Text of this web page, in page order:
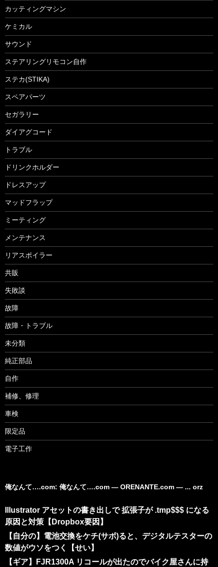
カッティングマシン
ケミカル
サウンド
ステアリングリモコン自作
ステカ(STIKA)
スペアパーツ
セガラリー
ダイアグコード
トラブル
ドリンクホルダー
ドレスアップ
マッドフラップ
ミーティング
メンテナンス
リアスポイラー
共販
失敗談
故障
故障・トラブル
未分類
純正部品
自作
補修、修理
車検
限定品
電子工作
俺なんて….com: 俺なんて….com ― ORENANTE.com ― ... orz
Illustrator アセットの書き出しで 拡張子が .tmp$$$ になる
原因と対策【Dropbox要因】
【自分の】電池交換をケチ(サボ)ると、デジタルテスターの
数値がウソをつく【せい】
【ギア】FJR1300A リコールが出たのでバイク屋さんに持